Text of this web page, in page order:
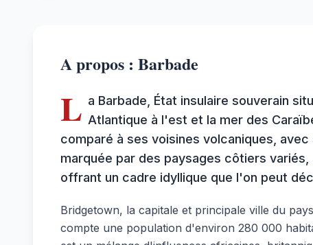
A propos : Barbade
L a Barbade, État insulaire souverain
Atlantique à l'est et la mer des
comparé à ses voisines volcaniques,
marquée par des paysages côtiers
offrant un cadre idyllique que l'on peut
Bridgetown, la capitale et principale ville du
compte une population d'environ 280 000